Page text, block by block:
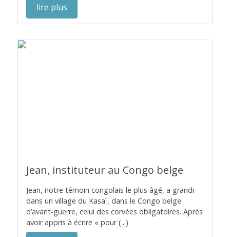
lire plus
Jean, instituteur au Congo belge
Jean, notre témoin congolais le plus âgé, a grandi
dans un village du Kasaï, dans le Congo belge
d’avant-guerre, celui des corvées obligatoires. Après
avoir appris à écrire « pour (...)